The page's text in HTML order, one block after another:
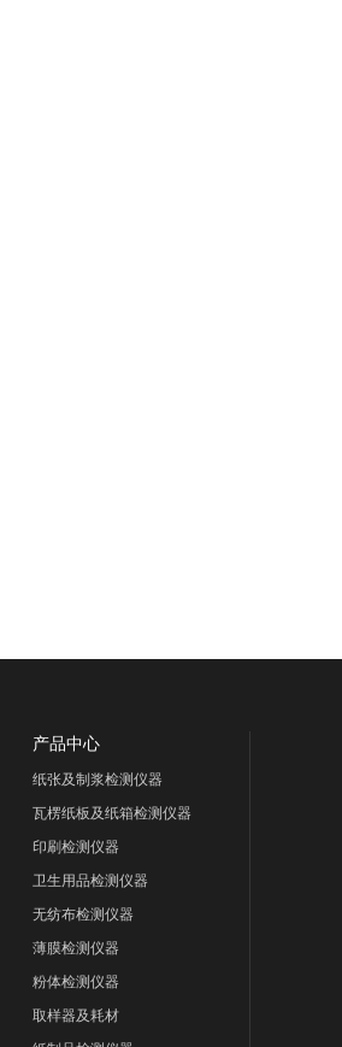
产品中心
纸张及制浆检测仪器
瓦楞纸板及纸箱检测仪器
印刷检测仪器
卫生用品检测仪器
无纺布检测仪器
薄膜检测仪器
粉体检测仪器
取样器及耗材